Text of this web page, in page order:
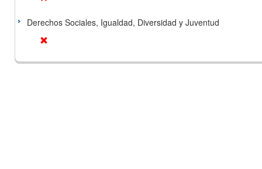
Derechos Sociales, Igualdad, Diversidad y Juventud